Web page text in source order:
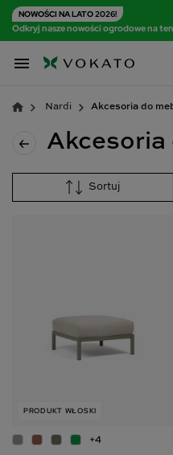
NOWOŚCI NA LATO 2026!
Odkryj nasze nowości ogrodowe na

Nardi Akcesoria do
Akcesoria
Sortuj
PRODUKT WŁOSKI
+4